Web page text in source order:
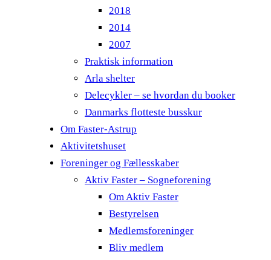
2018
2014
2007
Praktisk information
Arla shelter
Delecykler – se hvordan du booker
Danmarks flotteste busskur
Om Faster-Astrup
Aktivitetshuset
Foreninger og Fællesskaber
Aktiv Faster – Sogneforening
Om Aktiv Faster
Bestyrelsen
Medlemsforeninger
Bliv medlem